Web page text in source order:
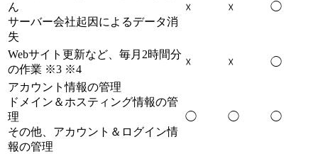
ん
サーバー会社起因によるデータ消
失
☓ ☓ ◯
Webサイト更新など、毎月2時間分
の作業 ※3 ※4
☓ ☓ ◯
アカウント情報の管理
ドメイン＆ホスティング情報の管
理
その他、アカウント＆ログイン情
報の管理
◯ ◯ ◯